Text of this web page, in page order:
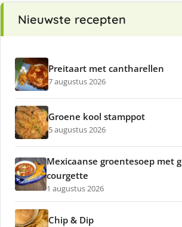
Nieuwste recepten
Preitaart met cantharellen
7 augustus 2026
Groene kool stamppot
5 augustus 2026
Mexicaanse groentesoep met
courgette
1 augustus 2026
Chip & Dip